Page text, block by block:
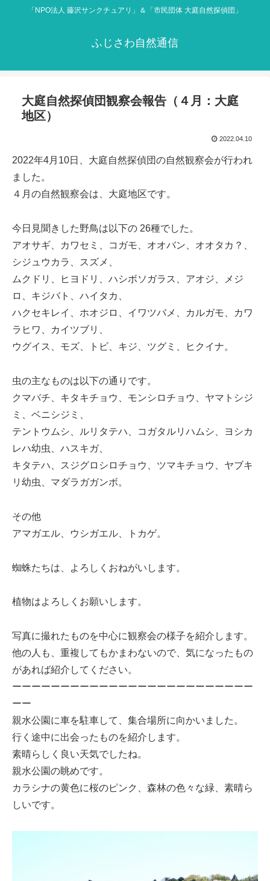
「NPO法人 藤沢サンクチュアリ」＆「市民団体 大庭自然探偵団」
ふじさわ自然通信
大庭自然探偵団観察会報告（４月：大庭
地区）
2022.04.10
2022年4月10日、大庭自然探偵団の自然観察会が行われ
ました。
４月の自然観察会は、大庭地区です。
今日見聞きした野鳥は以下の 26種でした。
アオサギ、カワセミ、コガモ、オオバン、オオタカ？、
シジュウカラ、スズメ、
ムクドリ、ヒヨドリ、ハシボソガラス、アオジ、メジ
ロ、キジバト、ハイタカ、
ハクセキレイ、ホオジロ、イワツバメ、カルガモ、カワ
ラヒワ、カイツブリ、
ウグイス、モズ、トビ、キジ、ツグミ、ヒクイナ。
虫の主なものは以下の通りです。
クマバチ、キタキチョウ、モンシロチョウ、ヤマトシジ
ミ、ベニシジミ、
テントウムシ、ルリタテハ、コガタルリハムシ、ヨシカ
レハ幼虫、ハスキガ、
キタテハ、スジグロシロチョウ、ツマキチョウ、ヤブキ
リ幼虫、マダラガガンボ。
その他
アマガエル、ウシガエル、トカゲ。
蜘蛛たちは、よろしくおねがいします。
植物はよろしくお願いします。
写真に撮れたものを中心に観察会の様子を紹介します。
他の人も、重複してもかまわないので、気になったもの
があれば紹介してください。
ーーーーーーーーーーーーーーーーーーーーーーーーー
ーー
親水公園に車を駐車して、集合場所に向かいました。
行く途中に出会ったものを紹介します。
素晴らしく良い天気でしたね。
親水公園の眺めです。
カラシナの黄色に桜のピンク、森林の色々な緑、素晴ら
しいです。